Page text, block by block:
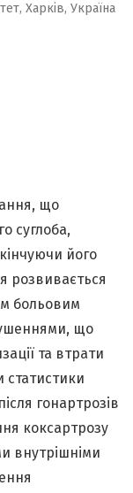
Харків, Україна
що
суглоба,
його
розвивається
больовим
що
та втрати
статистики
гонартрозів
коксартрозу
внутрішніми